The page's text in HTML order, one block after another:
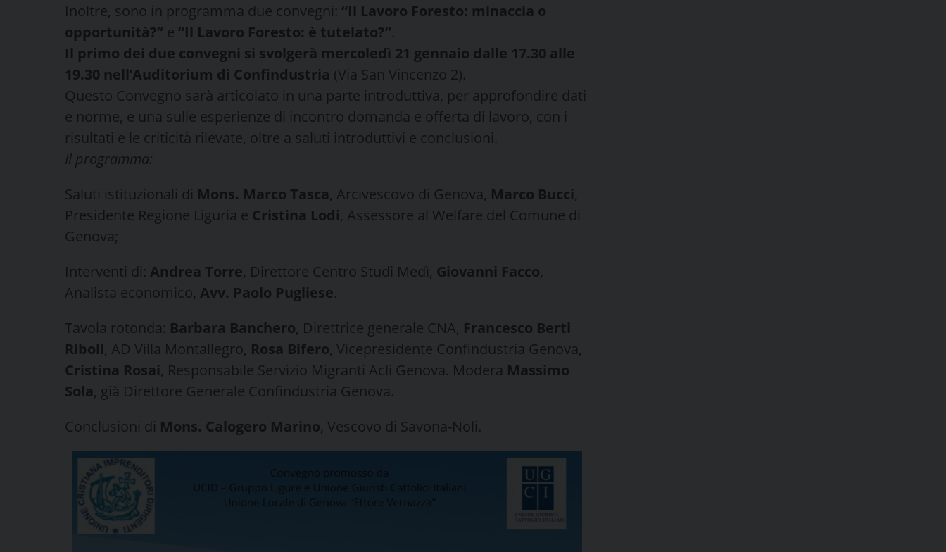
Inoltre, sono in programma due convegni: “Il Lavoro Foresto: minaccia o
opportunità?” e “Il Lavoro Foresto: è tutelato?”.
Il primo dei due convegni si svolgerà mercoledì 21 gennaio dalle 17.30 alle
19.30 nell’Auditorium di Confindustria (Via San Vincenzo 2).
Questo Convegno sarà articolato in una parte introduttiva, per approfondire dati
e norme, e una sulle esperienze di incontro domanda e offerta di lavoro, con i
risultati e le criticità rilevate, oltre a saluti introduttivi e conclusioni.
Il programma:
Saluti istituzionali di Mons. Marco Tasca, Arcivescovo di Genova, Marco Bucci,
Presidente Regione Liguria e Cristina Lodi, Assessore al Welfare del Comune di
Genova;
Interventi di: Andrea Torre, Direttore Centro Studi Medì, Giovanni Facco,
Analista economico, Avv. Paolo Pugliese.
Tavola rotonda: Barbara Banchero, Direttrice generale CNA, Francesco Berti
Riboli, AD Villa Montallegro, Rosa Bifero, Vicepresidente Confindustria Genova,
Cristina Rosai, Responsabile Servizio Migranti Acli Genova. Modera Massimo
Sola, già Direttore Generale Confindustria Genova.
Conclusioni di Mons. Calogero Marino, Vescovo di Savona-Noli.